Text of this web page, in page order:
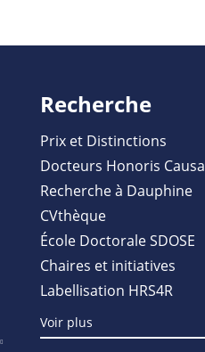
Recherche
Prix et Distinctions
Docteurs Honoris Causa
Recherche à Dauphine
CVthèque
École Doctorale SDOSE
Chaires et initiatives
Labellisation HRS4R
Voir plus